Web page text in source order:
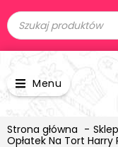
Menu
Strona główna Sklep
Opłatek Na Tort